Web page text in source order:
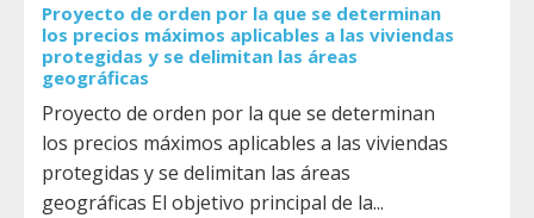
Proyecto de orden por la que se determinan
los precios máximos aplicables a las viviendas
protegidas y se delimitan las áreas
geográficas
Proyecto de orden por la que se determinan
los precios máximos aplicables a las viviendas
protegidas y se delimitan las áreas
geográficas El objetivo principal de la...